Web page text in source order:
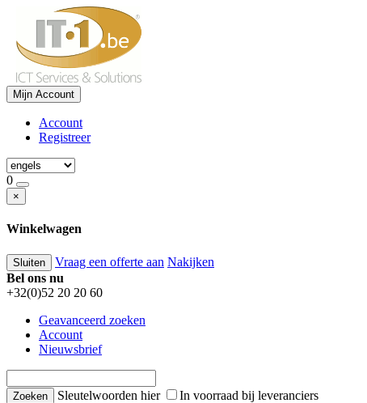
Mijn Account
Account
Registreer
0
×
Winkelwagen
Sluiten Vraag een offerte aan Nakijken
Bel ons nu
+32(0)52 20 20 60
Geavanceerd zoeken
Account
Nieuwsbrief
Sleutelwoorden hier
In voorraad bij leveranciers